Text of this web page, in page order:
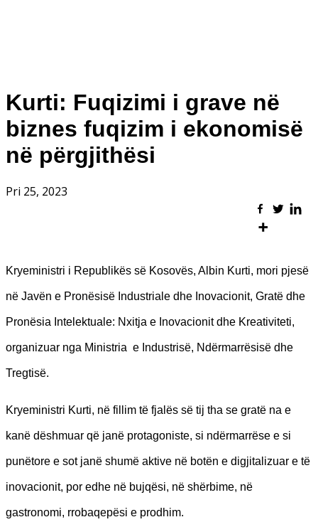
Kurti: Fuqizimi i grave në
biznes fuqizim i ekonomisë
në përgjithësi
Pri 25, 2023
Kryeministri i Republikës së Kosovës, Albin Kurti, mori pjesë
në Javën e Pronësisë Industriale dhe Inovacionit, Gratë dhe
Pronësia Intelektuale: Nxitja e Inovacionit dhe Kreativiteti,
organizuar nga Ministria e Industrisë, Ndërmarrësisë dhe
Tregtisë.
Kryeministri Kurti, në fillim të fjalës së tij tha se gratë na e
kanë dëshmuar që janë protagoniste, si ndërmarrëse e si
punëtore e sot janë shumë aktive në botën e digjitalizuar e të
inovacionit, por edhe në bujqësi, në shërbime, në
gastronomi, rrobaqepësi e prodhim.